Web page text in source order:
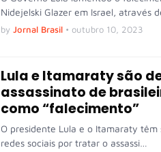
Nidejelski Glazer em Israel, através
by Jornal Brasil • outubro 10, 2023
Lula e Itamaraty são
assassinato de
como “falecimento”
O presidente Lula e o Itamaraty
redes sociais por tratar o assassi…